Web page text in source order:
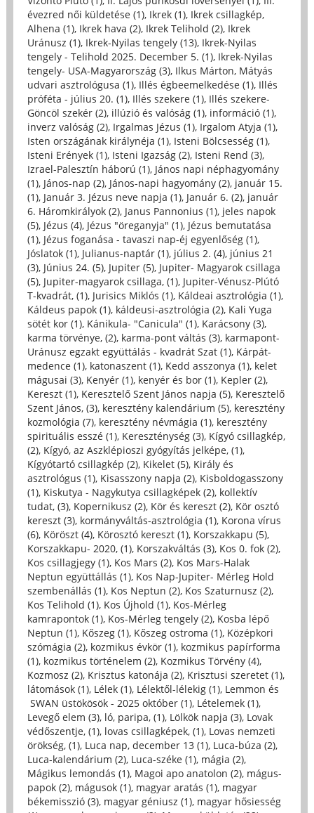
évezred női küldetése (1), Ikrek (1), Ikrek csillagkép,
Alhena (1), Ikrek hava (2), Ikrek Telihold (2), Ikrek
Uránusz (1), Ikrek-Nyilas tengely (13), Ikrek-Nyilas
tengely - Telihold 2025. December 5. (1), Ikrek-Nyilas
tengely- USA-Magyarország (3), Ilkus Márton, Mátyás
udvari asztrológusa (1), Illés égbeemelkedése (1), Illés
próféta - július 20. (1), Illés szekere (1), Illés szekere-
Göncöl szekér (2), illúzió és valóság (1), információ (1),
inverz valóság (2), Irgalmas Jézus (1), Irgalom Atyja (1),
Isten országának királynéja (1), Isteni Bölcsesség (1),
Isteni Erények (1), Isteni Igazság (2), Isteni Rend (3),
Izrael-Palesztín háború (1), János napi néphagyomány
(1), János-nap (2), János-napi hagyomány (2), január 15.
(1), Január 3. Jézus neve napja (1), Január 6. (2), január
6. Háromkirályok (2), Janus Pannonius (1), jeles napok
(5), Jézus (4), Jézus "öreganyja" (1), Jézus bemutatása
(1), Jézus foganása - tavaszi nap-éj egyenlőség (1),
Jóslatok (1), Julianus-naptár (1), július 2. (4), június 21
(3), Június 24. (5), Jupiter (5), Jupiter- Magyarok csillaga
(5), Jupiter-magyarok csillaga, (1), Jupiter-Vénusz-Plútó
T-kvadrát, (1), Jurisics Miklós (1), Káldeai asztrológia (1),
Káldeus papok (1), káldeusi-asztrológia (2), Kali Yuga
sötét kor (1), Kánikula- "Canicula" (1), Karácsony (3),
karma törvénye, (2), karma-pont váltás (3), karmapont-
Uránusz egzakt együttálás - kvadrát Szat (1), Kárpát-
medence (1), katonaszent (1), Kedd asszonya (1), kelet
mágusai (3), Kenyér (1), kenyér és bor (1), Kepler (2),
Kereszt (1), Keresztelő Szent János napja (5), Keresztelő
Szent János, (3), keresztény kalendárium (5), keresztény
kozmológia (7), keresztény névmágia (1), keresztény
spirituális esszé (1), Kereszténység (3), Kígyó csillagkép,
(2), Kígyó, az Aszklépioszi gyógyítás jelképe, (1),
Kígyótartó csillagkép (2), Kikelet (5), Király és
asztrológus (1), Kisasszony napja (2), Kisboldogasszony
(1), Kiskutya - Nagykutya csillagképek (2), kollektív
tudat, (3), Kopernikusz (2), Kör és kereszt (2), Kör osztó
kereszt (3), kormányváltás-asztrológia (1), Korona vírus
(6), Köröszt (4), Körosztó kereszt (1), Korszakkapu (5),
Korszakkapu- 2020, (1), Korszakváltás (3), Kos 0. fok (2),
Kos csillagjegy (1), Kos Mars (2), Kos Mars-Halak
Neptun együttállás (1), Kos Nap-Jupiter- Mérleg Hold
szembenállás (1), Kos Neptun (2), Kos Szaturnusz (2),
Kos Telihold (1), Kos Újhold (1), Kos-Mérleg
kamrapontok (1), Kos-Mérleg tengely (2), Kosba lépő
Neptun (1), Kőszeg (1), Kőszeg ostroma (1), Középkori
szómágia (2), kozmikus évkör (1), kozmikus papírforma
(1), kozmikus történelem (2), Kozmikus Törvény (4),
Kozmosz (2), Krisztus katonája (2), Krisztusi szeretet (1),
látomások (1), Lélek (1), Lélektől-lélekig (1), Lemmon és
SWAN üstökösök - 2025 október (1), Lételemek (1),
Levegő elem (3), ló, paripa, (1), Lölkök napja (3), Lovak
védőszentje, (1), lovas csillagképek, (1), Lovas nemzeti
örökség, (1), Luca nap, december 13 (1), Luca-búza (2),
Luca-kalendárium (2), Luca-széke (1), mágia (2),
Mágikus lemondás (1), Magoi apo anatolon (2), mágus-
papok (2), mágusok (1), magyar aratás (1), magyar
békemisszió (3), magyar géniusz (1), magyar hősiesség